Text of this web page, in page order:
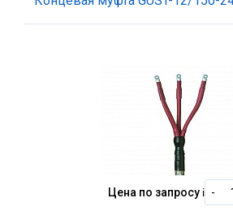
Цена по запросу i -